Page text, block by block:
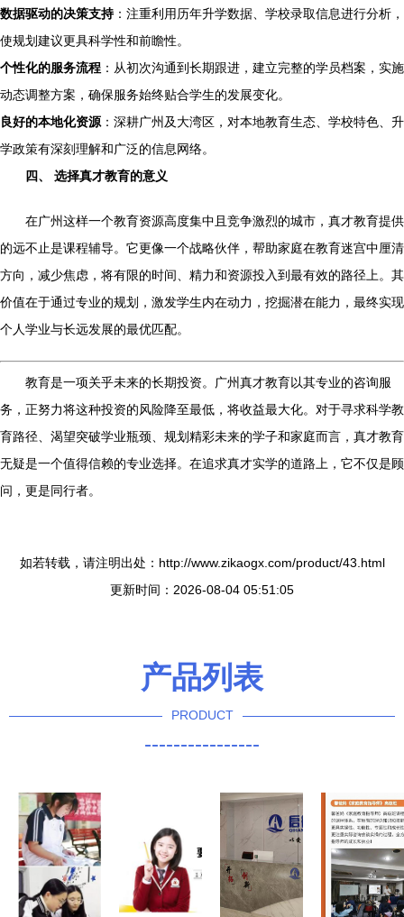
数据驱动的决策支持：注重利用历年升学数据、学校录取信息进行分析，
使规划建议更具科学性和前瞻性。
个性化的服务流程 ：从初次沟通到长期跟进，建立完整的学员档案，实施
动态调整方案，确保服务始终贴合学生的发展变化。
良好的本地化资源 ：深耕广州及大湾区，对本地教育生态、学校特色、升
学政策有深刻理解和广泛的信息网络。
四、 选择真才教育的意义
在广州这样一个教育资源高度集中且竞争激烈的城市，真才教育提供
的远不止是课程辅导。它更像一个战略伙伴，帮助家庭在教育迷宫中厘清
方向，减少焦虑，将有限的时间、精力和资源投入到最有效的路径上。其
价值在于通过专业的规划，激发学生内在动力，挖掘潜在能力，最终实现
个人学业与长远发展的最优匹配。
教育是一项关乎未来的长期投资。广州真才教育以其专业的咨询服
务，正努力将这种投资的风险降至最低，将收益最大化。对于寻求科学教
育路径、渴望突破学业瓶颈、规划精彩未来的学子和家庭而言，真才教育
无疑是一个值得信赖的专业选择。在追求真才实学的道路上，它不仅是顾
问，更是同行者。
如若转载，请注明出处：http://www.zikaogx.com/product/43.html
更新时间：2026-08-04 05:51:05
产品列表
PRODUCT
----------------